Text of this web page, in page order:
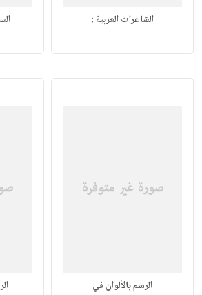
الشاعرات العربية :
الرسم بالألوان في